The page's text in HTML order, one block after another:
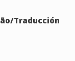
Traducción